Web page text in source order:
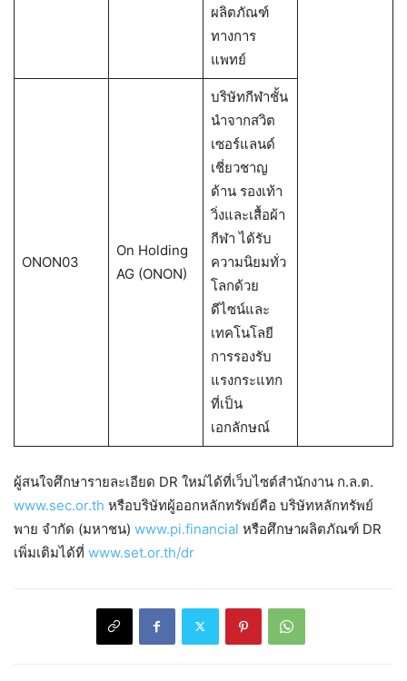
ผลิตภัณฑ์
ทางการ
แพทย์
ONON03
On Holding
AG (ONON)
บริษัทกีฬาชั้น
นำจากสวิต
เซอร์แลนด์
เชี่ยวชาญ
ด้าน รองเท้า
วิ่งและเสื้อผ้า
กีฬา ได้รับ
ความนิยมทั่ว
โลกด้วย
ดีไซน์และ
เทคโนโลยี
การรองรับ
แรงกระแทก
ที่เป็น
เอกลักษณ์
ผู้สนใจศึกษารายละเอียด DR ใหม่ได้ที่เว็บไซต์สำนักงาน ก.ล.ต.
www.sec.or.th หรือบริษัทผู้ออกหลักทรัพย์คือ บริษัทหลักทรัพย์
พาย จำกัด (มหาชน) www.pi.financial หรือศึกษาผลิตภัณฑ์ DR
เพิ่มเติมได้ที่ www.set.or.th/dr